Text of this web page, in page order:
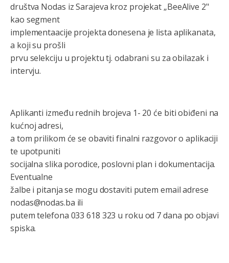
društva Nodas iz Sarajeva kroz projekat „BeeAlive 2"
kao segment
implementaacije projekta donesena je lista aplikanata,
a koji su prošli
prvu selekciju u projektu tj. odabrani su za obilazak i
intervju.
Aplikanti između rednih brojeva 1- 20 će biti obiđeni na
kućnoj adresi,
a tom prilikom će se obaviti finalni razgovor o aplikaciji
te upotpuniti
socijalna slika porodice, poslovni plan i dokumentacija.
Eventualne
žalbe i pitanja se mogu dostaviti putem email adrese
nodas@nodas.ba ili
putem telefona 033 618 323 u roku od 7 dana po objavi
spiska.